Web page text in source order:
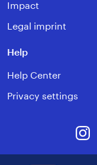
Impact
Legal imprint
Help
Help Center
Privacy settings